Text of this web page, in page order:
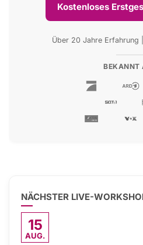
Kostenloses
Über 20 Jahre Erfahrung
BEKANNT
NÄCHSTER LIVE-
15
AUG.